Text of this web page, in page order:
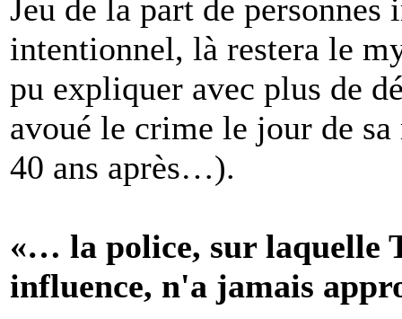
Jeu de la part de personnes
intentionnel, là restera le
pu expliquer avec plus de
avoué le crime le jour de
40 ans après…).
«… la police, sur laquelle
influence, n'a jamais